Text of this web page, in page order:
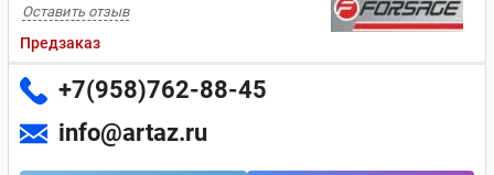
Оставить отзыв
Предзаказ
+7(958)762-88-45
info@artaz.ru